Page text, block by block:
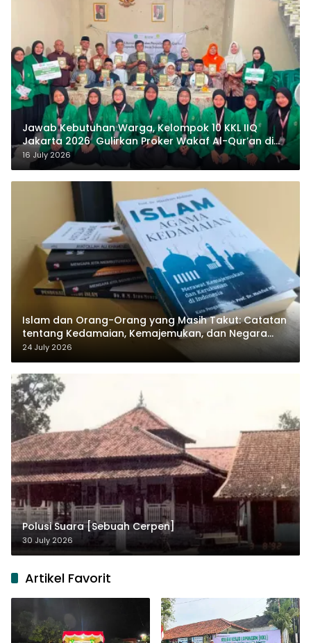
Jawab Kebutuhan Warga, Kelompok 10 KKL IIQ
Jakarta 2026 Gulirkan Proker Wakaf Al-Qur’an di
Sukamanah
16 July 2026
Islam dan Orang-Orang yang Masih Takut: Catatan
tentang Kedamaian, Kemajemukan, dan Negara
dalam Pemikiran Masykuri Abdillah
24 July 2026
Polusi Suara [Sebuah Cerpen]
30 July 2026
Artikel Favorit